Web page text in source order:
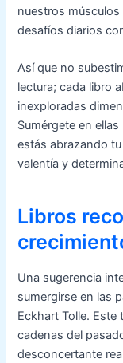
nuestros
desafíos diarios
Así que no
lectura; cada libro
inexploradas
Sumérgete en
estás abrazando
valentía y
Libros
Una sugerencia
sumergirse en las
Eckhart Tolle.
cadenas del
desconcertante